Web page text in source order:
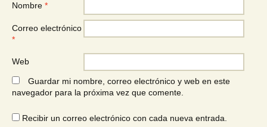
Nombre *
Correo electrónico
*
Web
Guardar mi nombre, correo electrónico y web en este
navegador para la próxima vez que comente.
Recibir un correo electrónico con cada nueva entrada.